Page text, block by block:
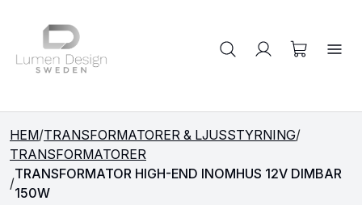
Sök på produkter
HEM/TRANSFORMATORER & LJUSSTYRNING/
TRANSFORMATORER
/
TRANSFORMATOR HIGH-END INOMHUS 12V DIMBAR
150W